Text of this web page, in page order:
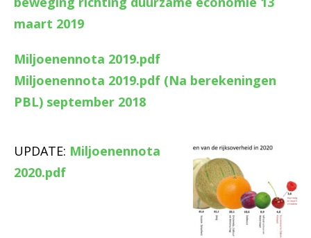
maart 2019
Miljoenennota 2019.pdf
Miljoenennota 2019.pdf (Na berekeningen
PBL) september 2018
UPDATE: Miljoenennota
2020.pdf